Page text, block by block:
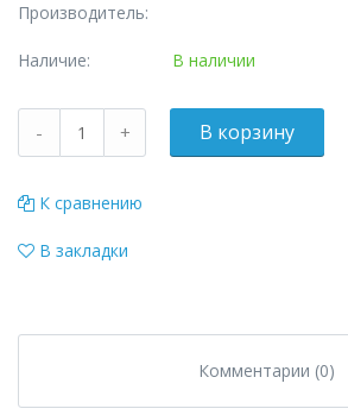
Производитель:
Наличие: В наличии
К сравнению
В закладки
Комментарии (0)